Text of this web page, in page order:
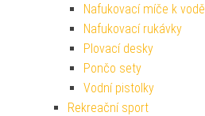
Nafukovací míče k vodě
Nafukovací rukávky
Plovací desky
Pončo sety
Vodní pistolky
Rekreační sport